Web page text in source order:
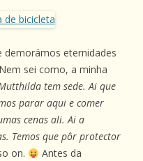
demorámos eternidades
sei como, a minha
tem sede. Ai que
parar aqui e comer
cenas ali. Ai a
Temos que pôr protector
on.
Antes da